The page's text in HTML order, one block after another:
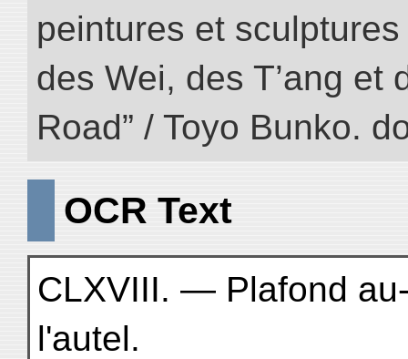
peintures et
des Wei, des T’ang et
Road” / Toyo Bunko.
OCR Text
CLXVIII. — Plafond
l'autel.